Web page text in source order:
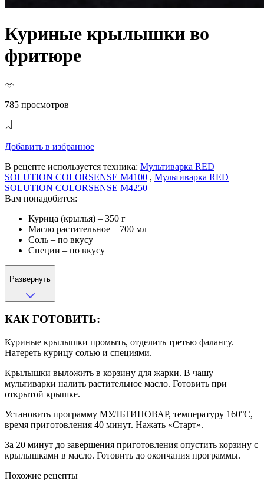
Куриные крылышки во
фритюре
785 просмотров
Добавить в избранное
В рецепте используется техника: Мультиварка RED
SOLUTION COLORSENSE M4100 , Мультиварка RED
SOLUTION COLORSENSE M4250
Вам понадобится:
Курица (крылья) – 350 г
Масло растительное – 700 мл
Соль – по вкусу
Специи – по вкусу
Развернуть
КАК ГОТОВИТЬ:
Куриные крылышки промыть, отделить третью фалангу.
Натереть курицу солью и специями.
Крылышки выложить в корзину для жарки. В чашу
мультиварки налить растительное масло. Готовить при
открытой крышке.
Установить программу МУЛЬТИПОВАР, температуру 160°С,
время приготовления 40 минут. Нажать «Старт».
За 20 минут до завершения приготовления опустить корзину с
крылышками в масло. Готовить до окончания программы.
Похожие рецепты